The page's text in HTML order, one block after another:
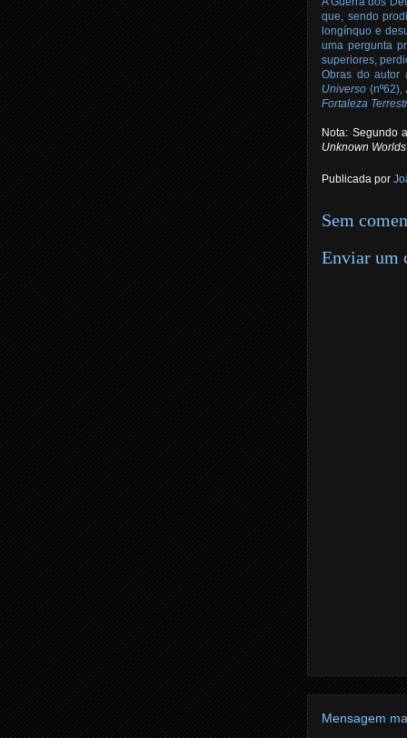
que, sendo
longínquo e
uma pergunta
superiores,
Obras do autor
Universo (nº62),
Fortaleza
Nota: Segundo
Unknown Worlds
Publicada por
Sem
Enviar um
Mensagem